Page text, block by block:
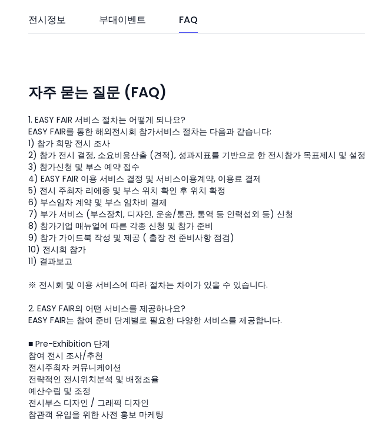
전시정보 부대이벤트 FAQ
자주 묻는 질문 (FAQ)
1. EASY FAIR 서비스 절차는 어떻게 되나요?
EASY FAIR를 통한 해외전시회 참가서비스 절차는 다음과 같습니다:
1) 참가 희망 전시 조사
2) 참가 전시 결정, 소요비용산출 (견적), 성과지표를 기반으로 한 전시참가 목표제시 및 설정
3) 참가신청 및 부스 예약 접수
4) EASY FAIR 이용 서비스 결정 및 서비스이용계약, 이용료 결제
5) 전시 주최자 리에종 및 부스 위치 확인 후 위치 확정
6) 부스임차 계약 및 부스 임차비 결제
7) 부가 서비스 (부스장치, 디자인, 운송/통관, 통역 등 인력섭외 등) 신청
8) 참가기업 매뉴얼에 따른 각종 신청 및 참가 준비
9) 참가 가이드북 작성 및 제공 ( 출장 전 준비사항 점검)
10) 전시회 참가
11) 결과보고
※ 전시회 및 이용 서비스에 따라 절차는 차이가 있을 수 있습니다.
2. EASY FAIR의 어떤 서비스를 제공하나요?
EASY FAIR는 참여 준비 단계별로 필요한 다양한 서비스를 제공합니다.
■ Pre-Exhibition 단계
참여 전시 조사/추천
전시주최자 커뮤니케이션
전략적인 전시위치분석 및 배정조율
예산수립 및 조정
전시부스 디자인 / 그래픽 디자인
참관객 유입을 위한 사전 홍보 마케팅